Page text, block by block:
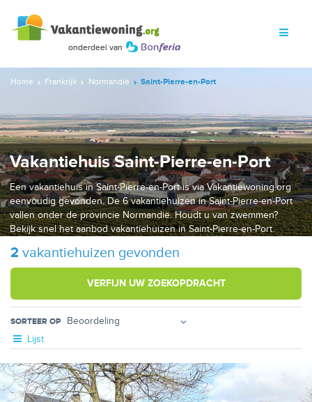
Home Frankrijk Normandië Saint-Pierre-en-Port
Vakantiehuis Saint-Pierre-en-Port
Een vakantiehuis in Saint-Pierre-en-Port is via Vakantiewoning.org
eenvoudig gevonden. De 6 vakantiehuizen in Saint-Pierre-en-Port
vallen onder de provincie Normandië. Houdt u van zwemmen?
Bekijk snel het aanbod vakantiehuizen in Saint-Pierre-en-Port.
2 vakantiehuizen gevonden
VERFIJN UW ZOEKOPDRACHT
SORTEER OP
Lijst